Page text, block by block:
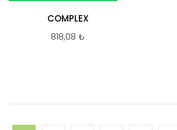
COMPLEX
818,08 ₺